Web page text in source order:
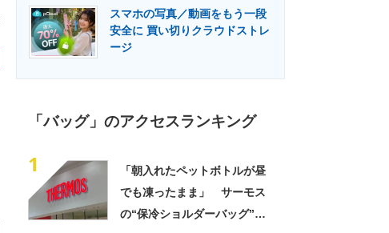
スマホの写真／動画をもう一段
安全に 買い切りクラウドストレ
ージ
「バッグ」のアクセスランキング
1
「朝入れたペットボトルが昼
でも凍ったまま」 サーモス
の“保冷ショルダーバッグ”が